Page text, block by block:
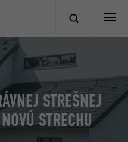
STREŠNEJ
STRECHU